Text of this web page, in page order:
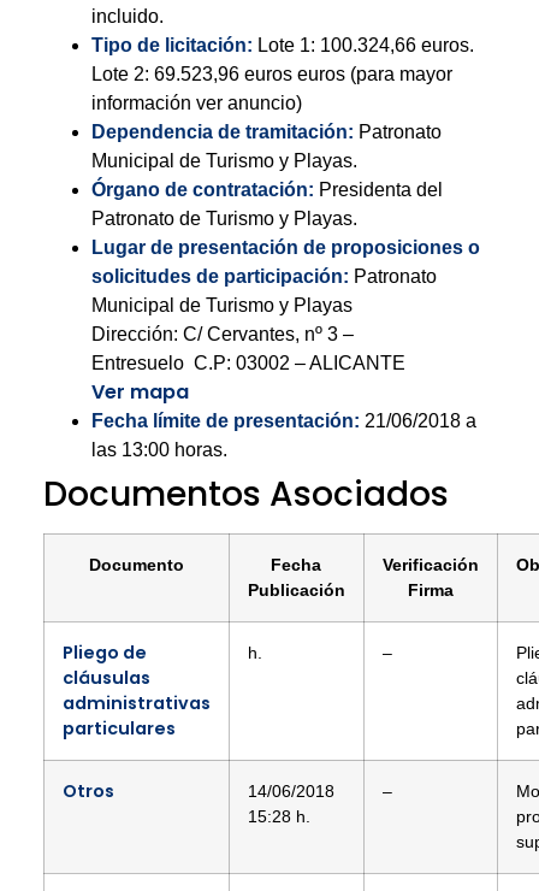
incluido.
Tipo de licitación: Lote 1: 100.324,66 euros.
Lote 2: 69.523,96 euros euros (para mayor
información ver anuncio)
Dependencia de tramitación: Patronato
Municipal de Turismo y Playas.
Órgano de contratación: Presidenta del
Patronato de Turismo y Playas.
Lugar de presentación de proposiciones o
solicitudes de participación: Patronato
Municipal de Turismo y Playas
Dirección: C/ Cervantes, nº 3 –
Entresuelo C.P: 03002 – ALICANTE
Ver mapa
Fecha límite de presentación: 21/06/2018 a
las 13:00 horas.
Documentos Asociados
Documento
Fecha
Publicación
Verificación
Firma
Pliego de
cláusulas
administrativas
particulares
h. –
Otros
14/06/2018
15:28 h.
–